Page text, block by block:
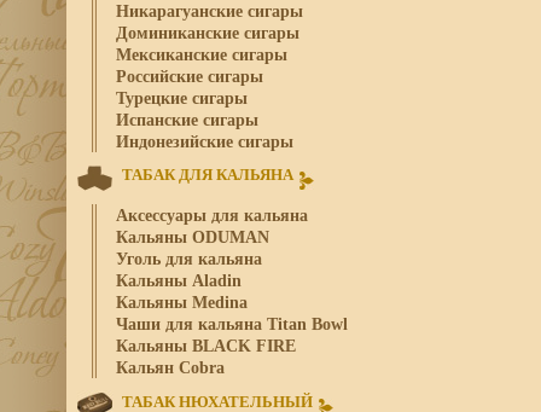
Никарагуанские сигары
Доминиканские сигары
Мексиканские сигары
Российские сигары
Турецкие сигары
Испанские сигары
Индонезийские сигары
ТАБАК ДЛЯ КАЛЬЯНА
Аксессуары для кальяна
Кальяны ODUMAN
Уголь для кальяна
Кальяны Aladin
Кальяны Medina
Чаши для кальяна Titan Bowl
Кальяны BLACK FIRE
Кальян Cobra
ТАБАК НЮХАТЕЛЬНЫЙ